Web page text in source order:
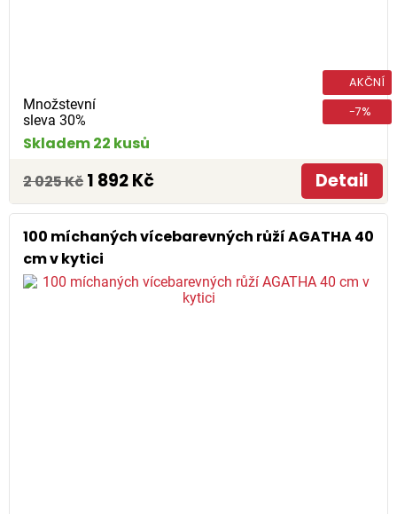
Množstevní
sleva 30%
AKČNÍ
-7%
Skladem 22 kusů
2 025 Kč 1 892 Kč Detail
100 míchaných vícebarevných růží AGATHA 40
cm v kytici